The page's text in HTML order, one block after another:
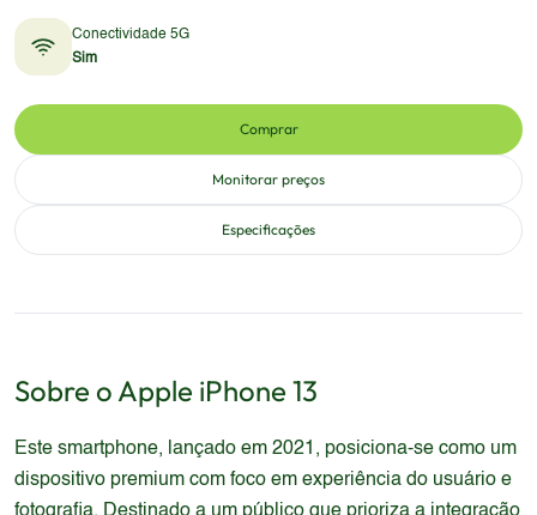
Conectividade 5G
Sim
Comprar
Monitorar preços
Especificações
Sobre o Apple iPhone 13
Este smartphone, lançado em 2021, posiciona-se como um
dispositivo premium com foco em experiência do usuário e